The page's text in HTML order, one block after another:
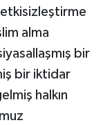
etkisizleştirme
alma
bir
bir iktidar
halkın